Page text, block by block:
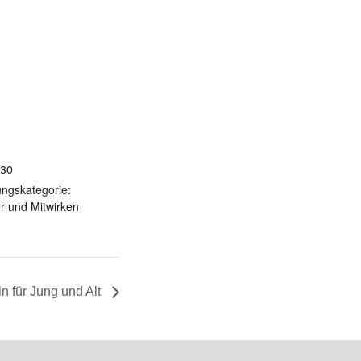
und Mitwirken
für Jung und Alt